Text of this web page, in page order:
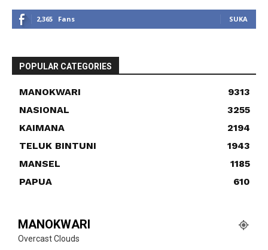
2,365 Fans SUKA
POPULAR CATEGORIES
MANOKWARI
9313
NASIONAL
3255
KAIMANA
2194
TELUK BINTUNI
1943
MANSEL
1185
PAPUA
610
MANOKWARI
Overcast Clouds